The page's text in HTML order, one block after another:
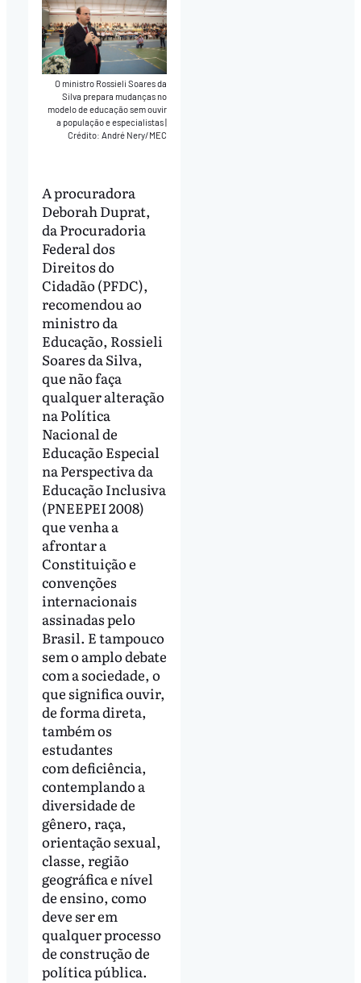
O ministro Rossieli Soares da
Silva prepara mudanças no
modelo de educação sem ouvir
a população e especialistas
Crédito: André Nery/MEC
A procuradora
Deborah Duprat,
da Procuradoria
Federal dos
Direitos do
Cidadão (PFDC),
recomendou ao
ministro da
Educação, Rossieli
Soares da Silva,
que não faça
qualquer alteração
na Política
Nacional de
Educação Especial
na Perspectiva da
Educação Inclusiva
(PNEEPEI 2008)
que venha a
afrontar a
Constituição e
convenções
internacionais
assinadas pelo
Brasil. E tampouco
sem o amplo debate
com a sociedade, o
que significa ouvir,
de forma direta,
também os
estudantes
com deficiência,
contemplando a
diversidade de
gênero, raça,
orientação sexual,
classe, região
geográfica e nível
de ensino, como
deve ser em
qualquer processo
de construção de
política pública.